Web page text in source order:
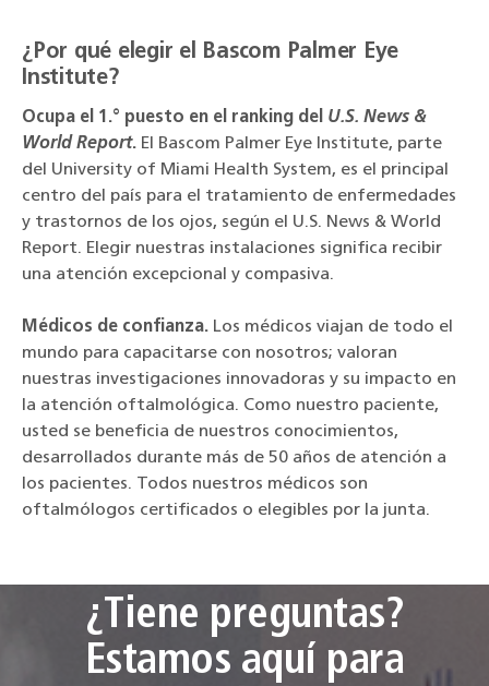
¿Por qué elegir el Bascom Palmer Eye
Institute?
Ocupa el 1.° puesto en el ranking del U.S. News &
World Report. El Bascom Palmer Eye Institute, parte
del University of Miami Health System, es el principal
centro del país para el tratamiento de enfermedades
y trastornos de los ojos, según el U.S. News & World
Report. Elegir nuestras instalaciones significa recibir
una atención excepcional y compasiva.
Médicos de confianza. Los médicos viajan de todo el
mundo para capacitarse con nosotros; valoran
nuestras investigaciones innovadoras y su impacto en
la atención oftalmológica. Como nuestro paciente,
usted se beneficia de nuestros conocimientos,
desarrollados durante más de 50 años de atención a
los pacientes. Todos nuestros médicos son
oftalmólogos certificados o elegibles por la junta.
¿Tiene preguntas?
Estamos aquí para